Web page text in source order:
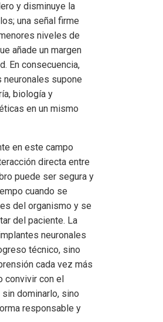
y disminuye la
una señal firme
niveles de
añade un margen
En consecuencia,
supone
biología y
en un mismo
en este campo
directa entre
puede ser segura y
cuando se
del organismo y se
del paciente. La
neuronales
técnico, sino
cada vez más
convivir con el
dominarlo, sino
responsable y